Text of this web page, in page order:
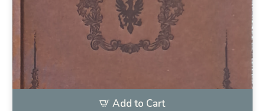
Add to Cart